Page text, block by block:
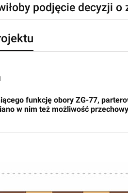
podjęcie decyzji
funkcję obory ZG-77,
w nim też możliwość